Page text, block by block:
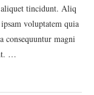
tincidunt. Aliq
voluptatem quia
consequuntur magni
…